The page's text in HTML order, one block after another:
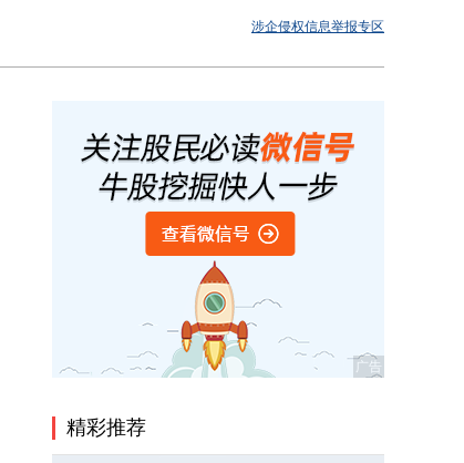
涉企侵权信息举报专区
精彩推荐